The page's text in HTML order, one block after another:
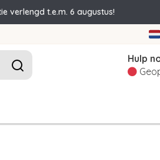
verlengd t.e.m. 6 augustus!
Hulp